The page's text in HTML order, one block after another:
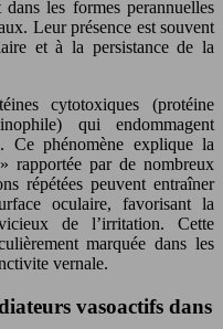
les formes perannuelles
Leur présence est souvent
et à la persistance de la
cytotoxiques (protéine
qui endommagent
Ce phénomène explique la
rapportée par de nombreux
répétées peuvent entraîner
oculaire, favorisant la
de l’irritation. Cette
marquée dans les
vernale.
vasoactifs dans